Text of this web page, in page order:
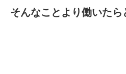
そんなことより働いたら